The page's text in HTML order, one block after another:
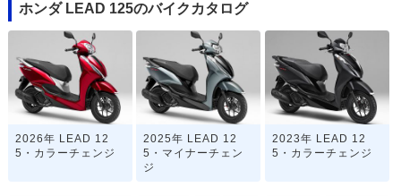
ホンダ LEAD 125のバイクカタログ
2026年 LEAD 12
5・カラーチェンジ
2025年 LEAD 12
5・マイナーチェン
ジ
2023年 LEAD 12
5・カラーチェンジ